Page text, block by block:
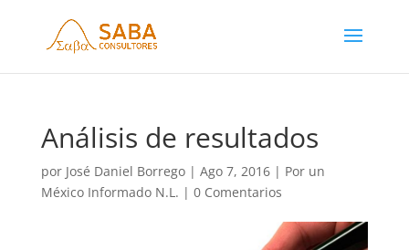
Análisis de resultados
por José Daniel Borrego| Ago 7, 2016| Por un
México Informado N.L. | 0 Comentarios